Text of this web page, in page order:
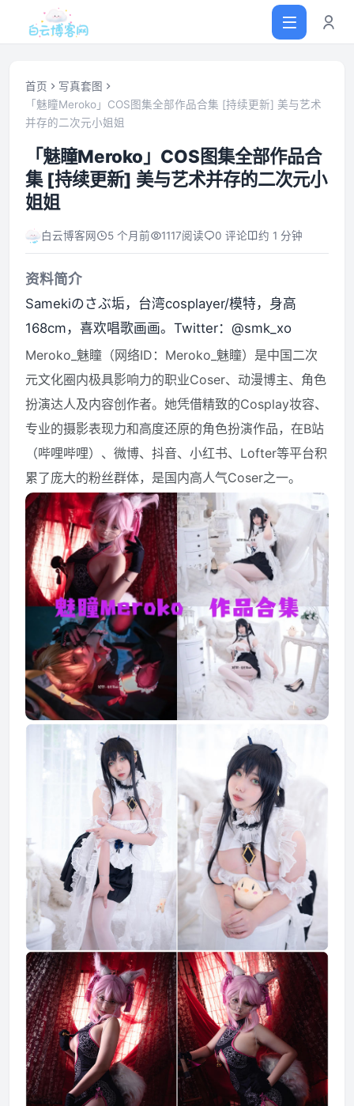
首页
网站源码
技术分享
值得一看
资源资讯
首页
写真套图
「魅瞳Meroko」COS图集全部作品合集 [持续更新] 美与艺术
并存的二次元小姐姐
「魅瞳Meroko」COS图集全部作品合
集 [持续更新] 美与艺术并存的二次元小
姐姐
白云博客网 5 个月前 1117阅读 0 评论 约 1 分钟
资料简介
Samekiのさぶ垢，台湾cosplayer/模特，身高
168cm，喜欢唱歌画画。Twitter：@smk_xo
Meroko_魅瞳（网络ID：Meroko_魅瞳）是中国二次
元文化圈内极具影响力的职业Coser、动漫博主、角色
扮演达人及内容创作者。她凭借精致的Cosplay妆容、
专业的摄影表现力和高度还原的角色扮演作品，在B站
（哔哩哔哩）、微博、抖音、小红书、Lofter等平台积
累了庞大的粉丝群体，是国内高人气Coser之一。